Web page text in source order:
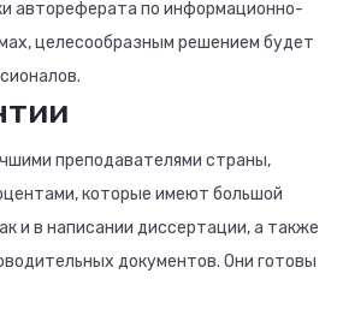
автореферата по информационно-
целесообразным решением будет
преподавателями страны,
которые имеют большой
и в написании диссертации, а также
документов. Они готовы